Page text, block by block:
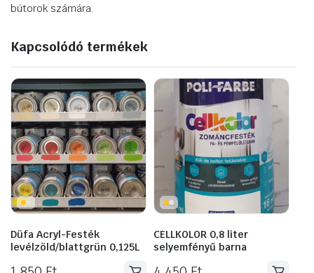
bútorok számára.
Kapcsolódó termékek
Düfa Acryl-Festék
levélzöld/blattgrün 0,125L
CELLKOLOR 0,8 liter
selyemfényű barna